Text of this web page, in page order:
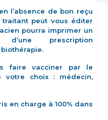
l’absence de bon reçu
peut vous éditer
pourra imprimer un
prescription
faire vacciner par le
votre choix : médecin,
en charge à 100% dans